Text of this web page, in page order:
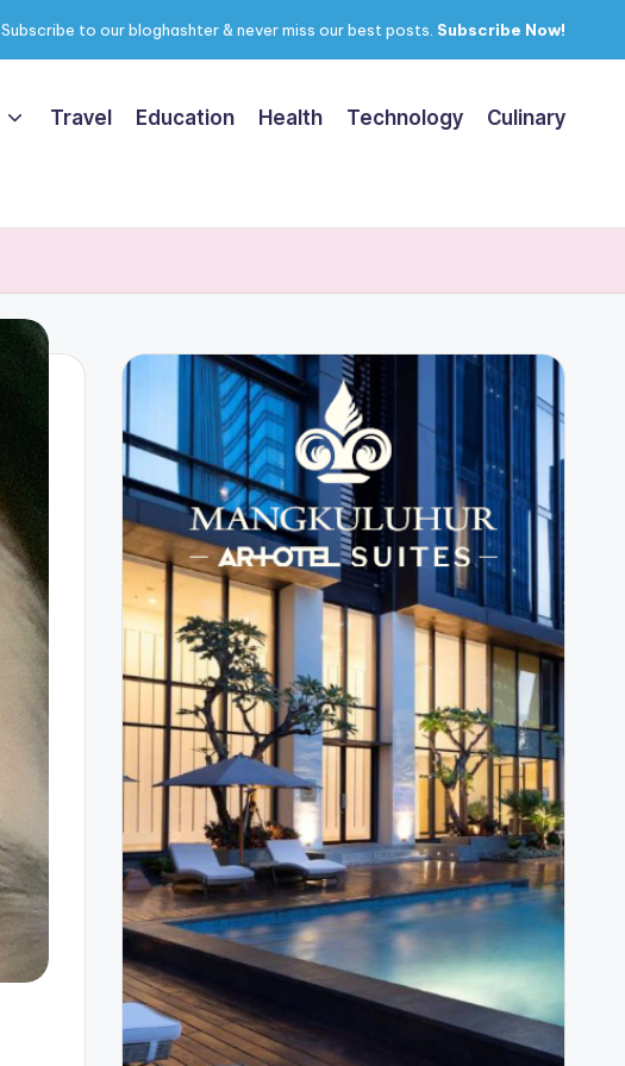
Subscribe to our bloghashter & never miss our best posts. Subscribe Now!
Travel Education Health Technology Culinary